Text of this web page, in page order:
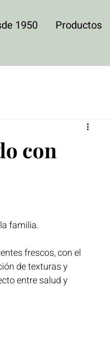
1950 Productos
con
familia.
frescos, con el
de texturas y
entre salud y